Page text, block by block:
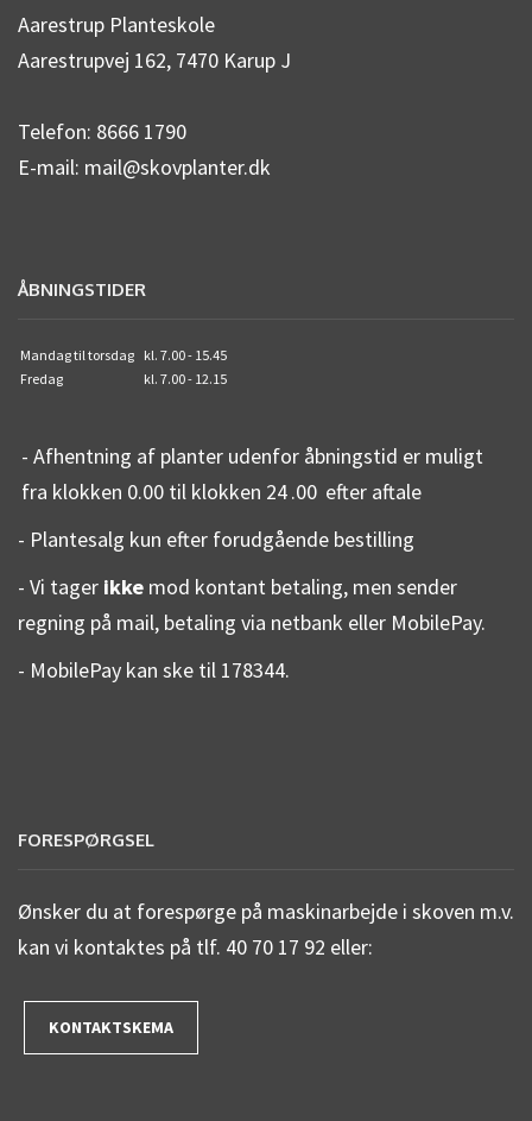
Aarestrup Planteskole
Aarestrupvej 162, 7470 Karup J
Telefon: 8666 1790
E-mail: mail@skovplanter.dk
ÅBNINGSTIDER
Mandag til torsdag kl. 7.00 - 15.45
Fredag
kl. 7.00 - 12.15
- Afhentning af planter udenfor åbningstid er muligt
fra klokken 0.00 til klokken 24.00 efter aftale
- Plantesalg kun efter forudgående bestilling
- Vi tager ikke mod kontant betaling, men sender
regning på mail, betaling via netbank eller MobilePay.
- MobilePay kan ske til 178344.
FORESPØRGSEL
Ønsker du at forespørge på maskinarbejde i skoven m.v.
kan vi kontaktes på tlf. 40 70 17 92 eller:
KONTAKTSKEMA